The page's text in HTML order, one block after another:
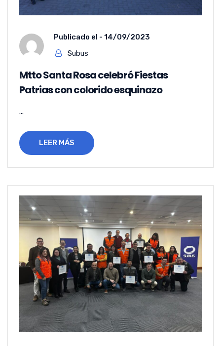
Publicado el - 14/09/2023
Subus
Mtto Santa Rosa celebró Fiestas
Patrias con colorido esquinazo
...
LEER MÁS